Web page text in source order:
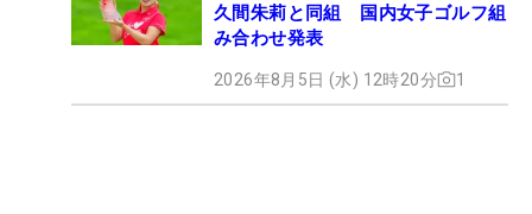
久間朱莉と同組 国内女子ゴルフ組
み合わせ発表
2026年8月5日 (水) 12時20分 1